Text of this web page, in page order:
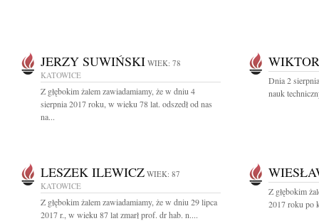
JERZY SUWIŃSKI WIEK: 78
KATOWICE
Z głębokim żalem zawiadamiamy, że w dniu 4
sierpnia 2017 roku, w wieku 78 lat. odszedł od nas
na...
Dnia 2
nauk
LESZEK ILEWICZ WIEK: 87
KATOWICE
Z głębokim żalem zawiadamiamy, że w dniu 29 lipca
2017 r., w wieku 87 lat zmarł prof. dr hab. n....
Z głębokim
2017 roku po